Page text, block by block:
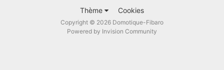
Thème Cookies
Copyright © 2026 Domotique-Fibaro
Powered by Invision Community